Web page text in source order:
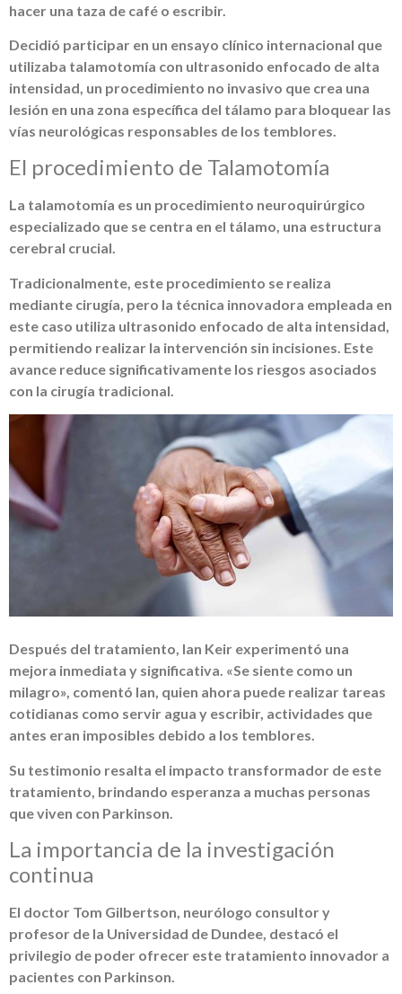
hacer una taza de café o escribir.
Decidió participar en un ensayo clínico internacional que
utilizaba talamotomía con ultrasonido enfocado de alta
intensidad, un procedimiento no invasivo que crea una
lesión en una zona específica del tálamo para bloquear las
vías neurológicas responsables de los temblores.
El procedimiento de Talamotomía
La talamotomía es un procedimiento neuroquirúrgico
especializado que se centra en el tálamo, una estructura
cerebral crucial.
Tradicionalmente, este procedimiento se realiza
mediante cirugía, pero la técnica innovadora empleada en
este caso utiliza ultrasonido enfocado de alta intensidad,
permitiendo realizar la intervención sin incisiones. Este
avance reduce significativamente los riesgos asociados
con la cirugía tradicional.
Después del tratamiento, Ian Keir experimentó una
mejora inmediata y significativa. «Se siente como un
milagro», comentó Ian, quien ahora puede realizar tareas
cotidianas como servir agua y escribir, actividades que
antes eran imposibles debido a los temblores.
Su testimonio resalta el impacto transformador de este
tratamiento, brindando esperanza a muchas personas
que viven con Parkinson.
La importancia de la investigación
continua
El doctor Tom Gilbertson, neurólogo consultor y
profesor de la Universidad de Dundee, destacó el
privilegio de poder ofrecer este tratamiento innovador a
pacientes con Parkinson.